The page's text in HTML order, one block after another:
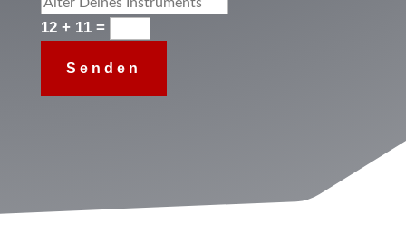
12 + 11=
Senden